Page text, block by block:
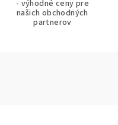
- výhodné ceny pre
našich obchodných
partnerov